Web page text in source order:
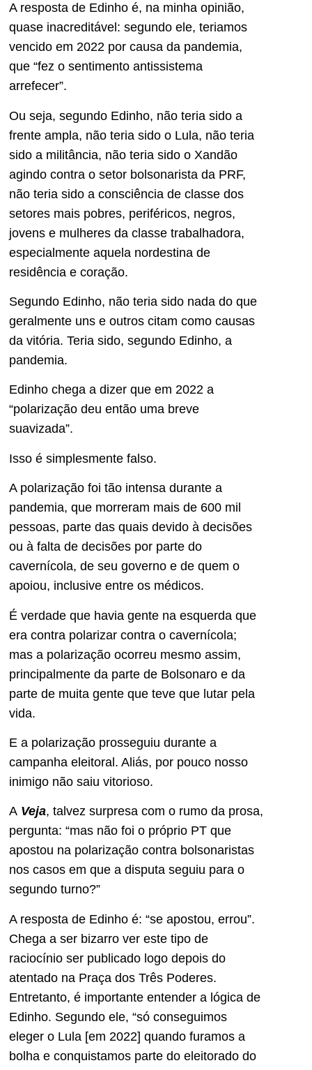
A resposta de Edinho é, na minha opinião,
quase inacreditável: segundo ele, teriamos
vencido em 2022 por causa da pandemia,
que “fez o sentimento antissistema
arrefecer”.
Ou seja, segundo Edinho, não teria sido a
frente ampla, não teria sido o Lula, não teria
sido a militância, não teria sido o Xandão
agindo contra o setor bolsonarista da PRF,
não teria sido a consciência de classe dos
setores mais pobres, periféricos, negros,
jovens e mulheres da classe trabalhadora,
especialmente aquela nordestina de
residência e coração.
Segundo Edinho, não teria sido nada do que
geralmente uns e outros citam como causas
da vitória. Teria sido, segundo Edinho, a
pandemia.
Edinho chega a dizer que em 2022 a
“polarização deu então uma breve
suavizada”.
Isso é simplesmente falso.
A polarização foi tão intensa durante a
pandemia, que morreram mais de 600 mil
pessoas, parte das quais devido à decisões
ou à falta de decisões por parte do
cavernícola, de seu governo e de quem o
apoiou, inclusive entre os médicos.
É verdade que havia gente na esquerda que
era contra polarizar contra o cavernícola;
mas a polarização ocorreu mesmo assim,
principalmente da parte de Bolsonaro e da
parte de muita gente que teve que lutar pela
vida.
E a polarização prosseguiu durante a
campanha eleitoral. Aliás, por pouco nosso
inimigo não saiu vitorioso.
A Veja, talvez surpresa com o rumo da prosa,
pergunta: “mas não foi o próprio PT que
apostou na polarização contra bolsonaristas
nos casos em que a disputa seguiu para o
segundo turno?”
A resposta de Edinho é: “se apostou, errou”.
Chega a ser bizarro ver este tipo de
raciocínio ser publicado logo depois do
atentado na Praça dos Três Poderes.
Entretanto, é importante entender a lógica de
Edinho. Segundo ele, “só conseguimos
eleger o Lula [em 2022] quando furamos a
bolha e conquistamos parte do eleitorado do